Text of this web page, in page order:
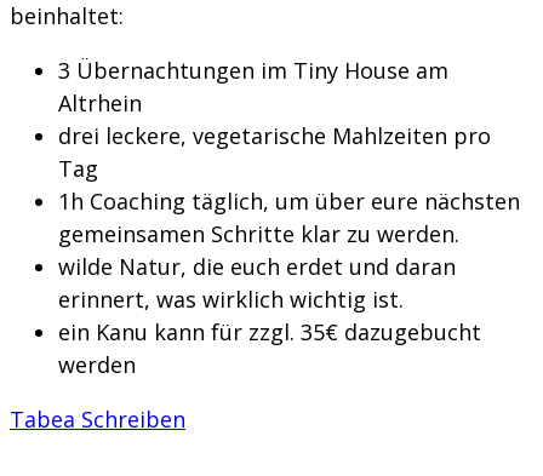
beinhaltet:
3 Übernachtungen im Tiny House am
Altrhein
drei leckere, vegetarische Mahlzeiten pro
Tag
1h Coaching täglich, um über eure nächsten
gemeinsamen Schritte klar zu werden.
wilde Natur, die euch erdet und daran
erinnert, was wirklich wichtig ist.
ein Kanu kann für zzgl. 35€ dazugebucht
werden
Tabea Schreiben